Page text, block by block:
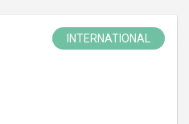
INTERNATIONAL